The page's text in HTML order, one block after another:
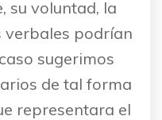
su voluntad, la
verbales podrían
sugerimos
de tal forma
representara el